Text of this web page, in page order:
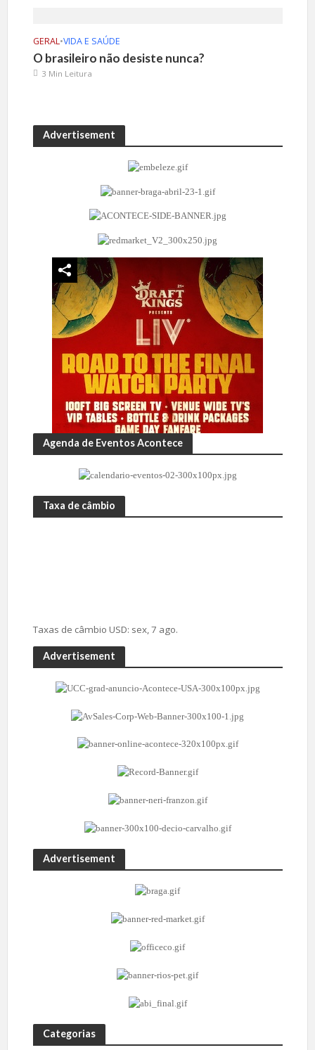
GERAL•VIDA E SAÚDE
O brasileiro não desiste nunca?
3 Min Leitura
Advertisement
Agenda de Eventos Acontece
Taxa de câmbio
Taxas de câmbio USD: sex, 7 ago.
Advertisement
Advertisement
Categorias